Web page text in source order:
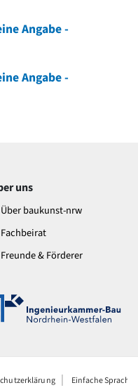
Angabe -
Angabe -
uns
Über baukunst-nrw
Fachbeirat
Freunde & Förderer
Einfache Sprache